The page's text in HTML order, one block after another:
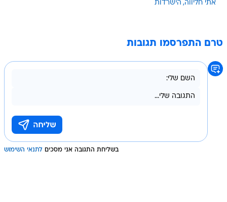
אתי חליווה הישרדות
טרם התפרסמו תגובות
בשליחת התגובה אני מסכים לתנאי השימוש